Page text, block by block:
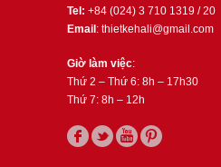
Tel: +84 (024) 3 710 1319 / 20
Email : thietkehali@gmail.com
Giờ làm việc:
Thứ 2 – Thứ 6: 8h – 17h30
Thứ 7: 8h – 12h